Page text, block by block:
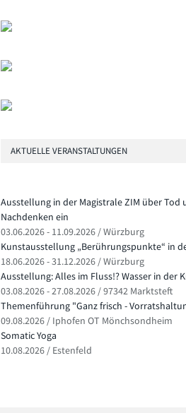
AKTUELLE VERANSTALTUNGEN
Ausstellung in der Magistrale ZIM über Tod
Nachdenken ein
03.06.2026 - 11.09.2026 / Würzburg
Kunstausstellung „Berührungspunkte“ in
18.06.2026 - 31.12.2026 / Würzburg
Ausstellung: Alles im Fluss!? Wasser in der
03.08.2026 - 27.08.2026 / 97342 Marktsteft
Themenführung "Ganz frisch -
09.08.2026 / Iphofen OT Mönchsondheim
Somatic Yoga
10.08.2026 / Estenfeld